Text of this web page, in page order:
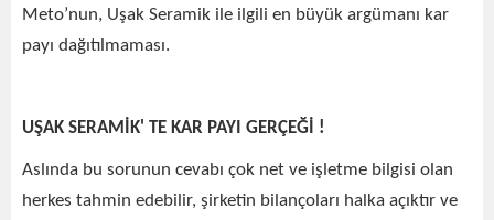
Meto’nun, Uşak Seramik ile ilgili en büyük argümanı kar
payı dağıtılmaması.
UŞAK SERAMİK' TE KAR PAYI GERÇEĞİ !
Aslında bu sorunun cevabı çok net ve işletme bilgisi olan
herkes tahmin edebilir, şirketin bilançoları halka açıktır ve